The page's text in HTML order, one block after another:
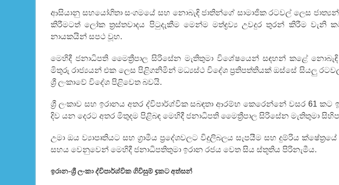
ආසියානු සහයෝගිතා සංගමයේ සහ නොබැඳි ජාතින්ගේ සාමාජික රටවල් ලෙස
කිරීමටත් ලෝක ත්‍රස්තවාදය පිටුදැකීම මෙන්ම මත්ද්‍රව්‍ය උවදුර තුරන් කිරීම වැනි
නායකයින් සපථ වූහ.
මෙහිදී ජනාධිපති මෛත්‍රීපාල සිරිසේන මැතිතුමා විශේෂයෙන් සඳහන් කළේ
මිතුරු රාජ්‍යයන් එක ලෙස පිළිගනිමින් මධ්‍යස්ථ විදේශ ප්‍රතිපත්තියක් ඔස්සේ සියලු
ශ්‍රී ලංකාවේ විදේශ පිළිවෙත බවයි.
ශ්‍රී ලංකාව සහ ඉරානය අතර ද්විපාර්ශ්වික සබඳතා ආරම්භ කෙරෙන්නේ වසර 61
දිව යන දෙරට අතර මිතුදම පිළිබඳ මෙහිදී ජනාධිපති මෛත්‍රීපාල සිරිසේන මැතිතුමා
උමා ඔය ව්‍යාපෘතියට සහ ග්‍රාමීය ප්‍රදේශවලට විදුලිබලය සැපයීම සහ දුම්රිය
සහය වෙනුවෙන් මෙහිදී ජනාධිපතිතුමා ඉරාන රජය වෙත සිය ස්තූතිය පිරිනැමීය.
ඉරාන-ශ්‍රී ලංකා ද්විපාර්ශ්වික ගිවිසුම් 5කට අත්සන්